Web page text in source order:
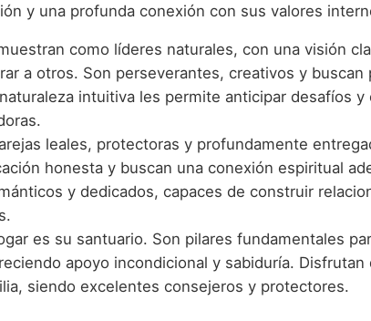
y una profunda conexión con sus valores
como líderes naturales, con una visión
a otros. Son perseverantes, creativos y buscan
intuitiva les permite anticipar desafíos y
leales, protectoras y profundamente
honesta y buscan una conexión espiritual
y dedicados, capaces de construir
es su santuario. Son pilares fundamentales
apoyo incondicional y sabiduría. Disfrutan
siendo excelentes consejeros y protectores.